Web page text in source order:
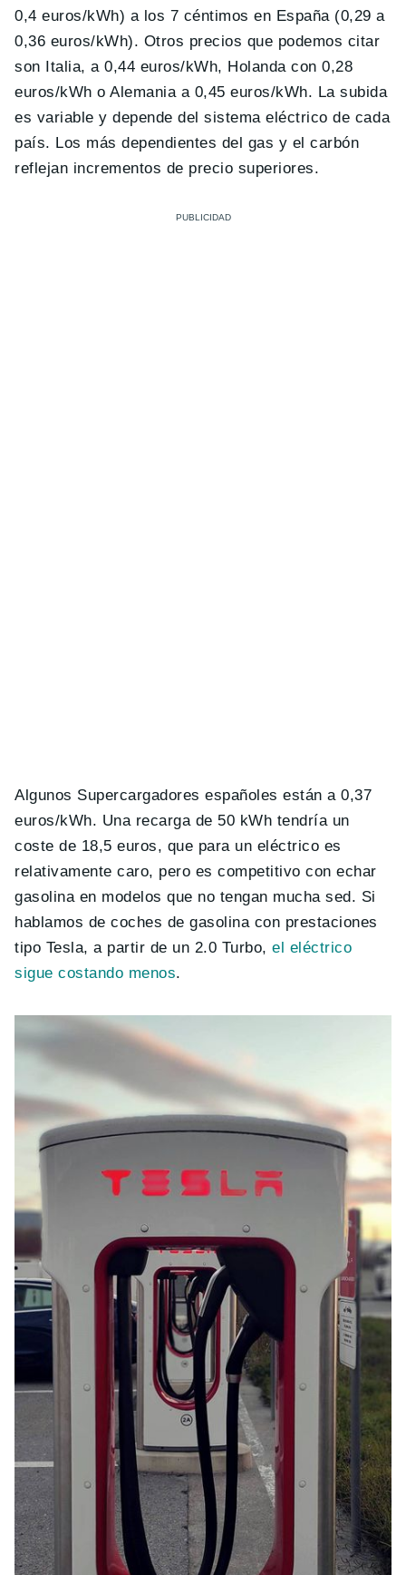
0,4 euros/kWh) a los 7 céntimos en España (0,29 a
0,36 euros/kWh). Otros precios que podemos citar
son Italia, a 0,44 euros/kWh, Holanda con 0,28
euros/kWh o Alemania a 0,45 euros/kWh. La subida
es variable y depende del sistema eléctrico de cada
país. Los más dependientes del gas y el carbón
reflejan incrementos de precio superiores.
Algunos Supercargadores españoles están a 0,37
euros/kWh. Una recarga de 50 kWh tendría un
coste de 18,5 euros, que para un eléctrico es
relativamente caro, pero es competitivo con echar
gasolina en modelos que no tengan mucha sed. Si
hablamos de coches de gasolina con prestaciones
tipo Tesla, a partir de un 2.0 Turbo,el eléctrico
sigue costando menos.